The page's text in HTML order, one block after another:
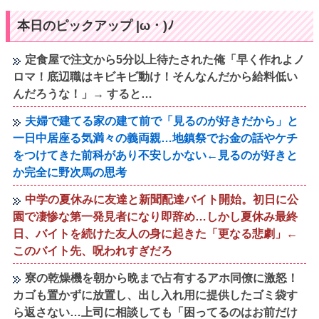
本日のピックアップ |ω・)ﾉ
定食屋で注文から5分以上待たされた俺「早く作れよノ
ロマ！底辺職はキビキビ動け！そんなんだから給料低い
んだろうな！」→ すると…
夫婦で建てる家の建て前で「見るのが好きだから」と
一日中居座る気満々の義両親…地鎮祭でお金の話やケチ
をつけてきた前科があり不安しかない←見るのが好きと
か完全に野次馬の思考
中学の夏休みに友達と新聞配達バイト開始。初日に公
園で凄惨な第一発見者になり即辞め…しかし夏休み最終
日、バイトを続けた友人の身に起きた「更なる悲劇」←
このバイト先、呪われすぎだろ
寮の乾燥機を朝から晩まで占有するアホ同僚に激怒！
カゴも置かずに放置し、出し入れ用に提供したゴミ袋す
ら返さない…上司に相談しても「困ってるのはお前だけ